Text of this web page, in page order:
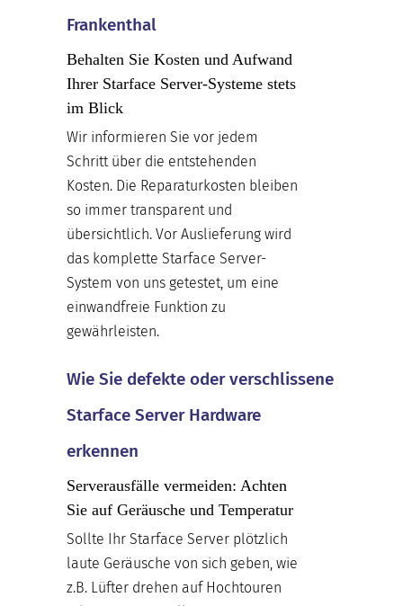
Frankenthal
Behalten Sie Kosten und Aufwand
Ihrer Starface Server-Systeme stets
im Blick
Wir informieren Sie vor jedem
Schritt über die entstehenden
Kosten. Die Reparaturkosten bleiben
so immer transparent und
übersichtlich. Vor Auslieferung wird
das komplette Starface Server-
System von uns getestet, um eine
einwandfreie Funktion zu
gewährleisten.
Wie Sie defekte oder verschlissene
Starface Server Hardware
erkennen
Serverausfälle vermeiden: Achten
Sie auf Geräusche und Temperatur
Sollte Ihr Starface Server plötzlich
laute Geräusche von sich geben, wie
z.B. Lüfter drehen auf Hochtouren